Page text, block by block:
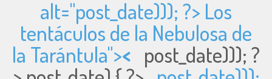
alt="post_date))); ?> Los
tentáculos de la Nebulosa de
la Tarántula">< post_date))); ?